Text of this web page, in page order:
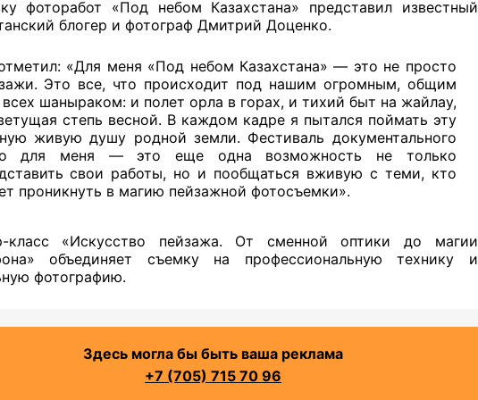
фоторабот «Под небом Казахстана» представил известный
блогер и фотограф Дмитрий Доценко.
​«Для меня «Под небом Казахстана» — это не просто
Это все, что происходит под нашим огромным, общим
шаныраком: и полет орла в горах, и тихий быт на жайлау,
степь весной. В каждом кадре я пытался поймать эту
живую душу родной земли. Фестиваль документального
для меня — это еще одна возможность не только
свои работы, но и пообщаться вживую с теми, кто
проникнуть в магию пейзажной фотосъемки».
класс «Искусство пейзажа. От сменной оптики до магии
объединяет съемку на профессиональную технику и
фотографию.
Здесь могла бы быть ваша реклама
+7 (705) 715 70 96